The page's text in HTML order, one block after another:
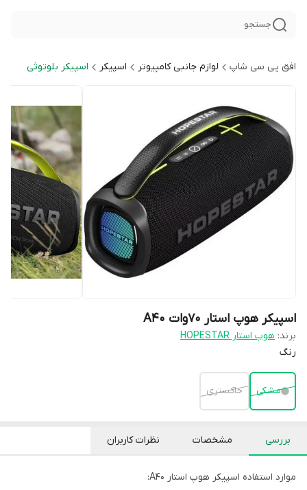
جستجو
افق پی سی شاپ لوازم جانبی کامپیوتر اسپیکر اسپیکر بلوتوثی
اسپیکر هوپ استار 70وات A40
برند: هوپ استار HOPESTAR
رنگ
مشکی خاکستری
بررسی مشخصات نظرات کاربران
موارد استفاده اسپیکر هوپ استار A40: